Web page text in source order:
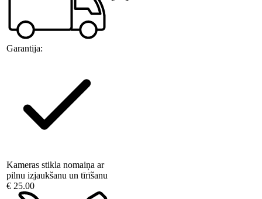
Garantija:
Kameras stikla nomaiņa ar
pilnu izjaukšanu un tīrīšanu
€ 25.00